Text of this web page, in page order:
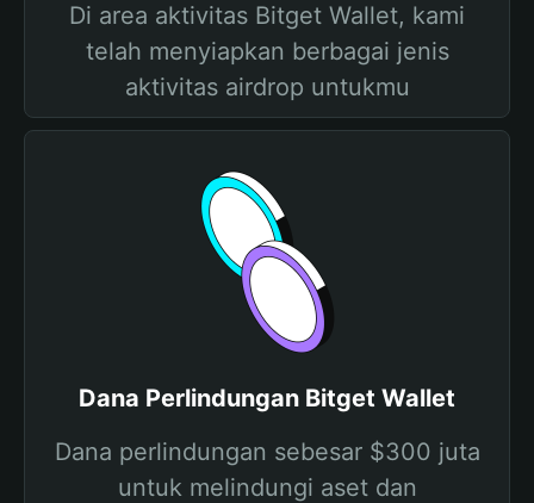
Di area aktivitas Bitget Wallet, kami
telah menyiapkan berbagai jenis
aktivitas airdrop untukmu
Dana Perlindungan Bitget Wallet
Dana perlindungan sebesar $300 juta
untuk melindungi aset dan